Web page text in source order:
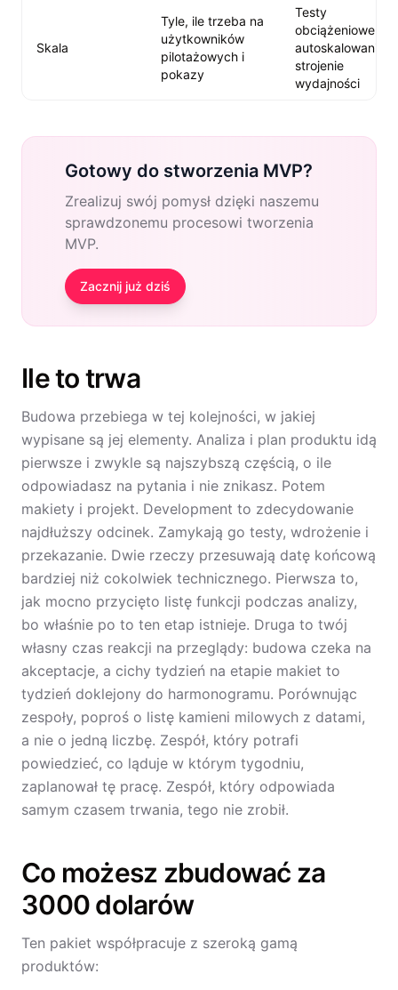
Skala
Tyle, ile trzeba na
użytkowników
pilotażowych i
pokazy
Testy
obciążeniowe,
autoskalowanie,
strojenie
wydajności
Gotowy do stworzenia MVP?
Zrealizuj swój pomysł dzięki naszemu
sprawdzonemu procesowi tworzenia
MVP.
Zacznij już dziś
Ile to trwa
Budowa przebiega w tej kolejności, w jakiej
wypisane są jej elementy. Analiza i plan produktu idą
pierwsze i zwykle są najszybszą częścią, o ile
odpowiadasz na pytania i nie znikasz. Potem
makiety i projekt. Development to zdecydowanie
najdłuższy odcinek. Zamykają go testy, wdrożenie i
przekazanie. Dwie rzeczy przesuwają datę końcową
bardziej niż cokolwiek technicznego. Pierwsza to,
jak mocno przycięto listę funkcji podczas analizy,
bo właśnie po to ten etap istnieje. Druga to twój
własny czas reakcji na przeglądy: budowa czeka na
akceptacje, a cichy tydzień na etapie makiet to
tydzień doklejony do harmonogramu. Porównując
zespoły, poproś o listę kamieni milowych z datami,
a nie o jedną liczbę. Zespół, który potrafi
powiedzieć, co ląduje w którym tygodniu,
zaplanował tę pracę. Zespół, który odpowiada
samym czasem trwania, tego nie zrobił.
Co możesz zbudować za
3000 dolarów
Ten pakiet współpracuje z szeroką gamą
produktów: